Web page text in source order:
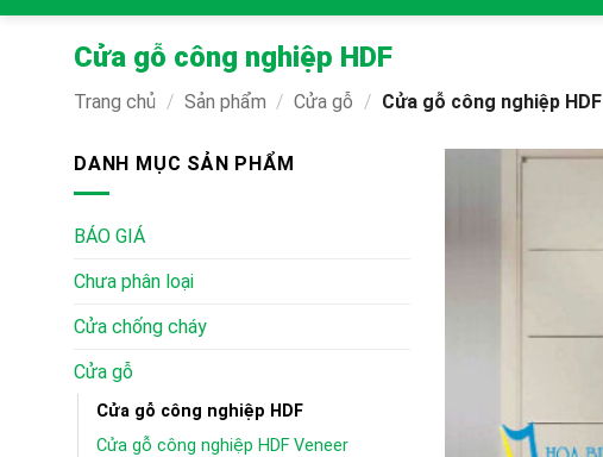
Cửa gỗ công nghiệp HDF
Trang chủ / Sản phẩm / Cửa gỗ / Cửa gỗ công nghiệp HDF
DANH MỤC SẢN PHẨM
BÁO GIÁ
Chưa phân loại
Cửa chống cháy
Cửa gỗ
Cửa gỗ công nghiệp HDF
Cửa gỗ công nghiệp HDF Veneer